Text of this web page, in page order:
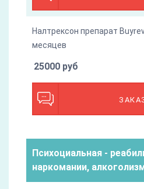
Налтрексон препарат
месяцев
25000 руб
Психоциальная -
наркомании,